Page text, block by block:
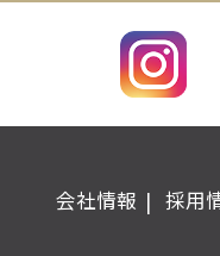
会社情報 採用